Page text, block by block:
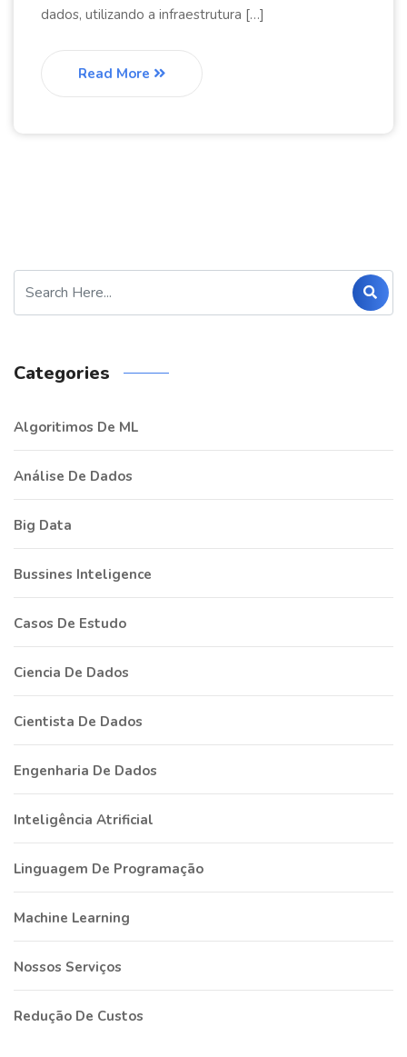
dados, utilizando a infraestrutura […]
Read More
Categories
Algoritimos De ML
Análise De Dados
Big Data
Bussines Inteligence
Casos De Estudo
Ciencia De Dados
Cientista De Dados
Engenharia De Dados
Inteligência Atrificial
Linguagem De Programação
Machine Learning
Nossos Serviços
Redução De Custos